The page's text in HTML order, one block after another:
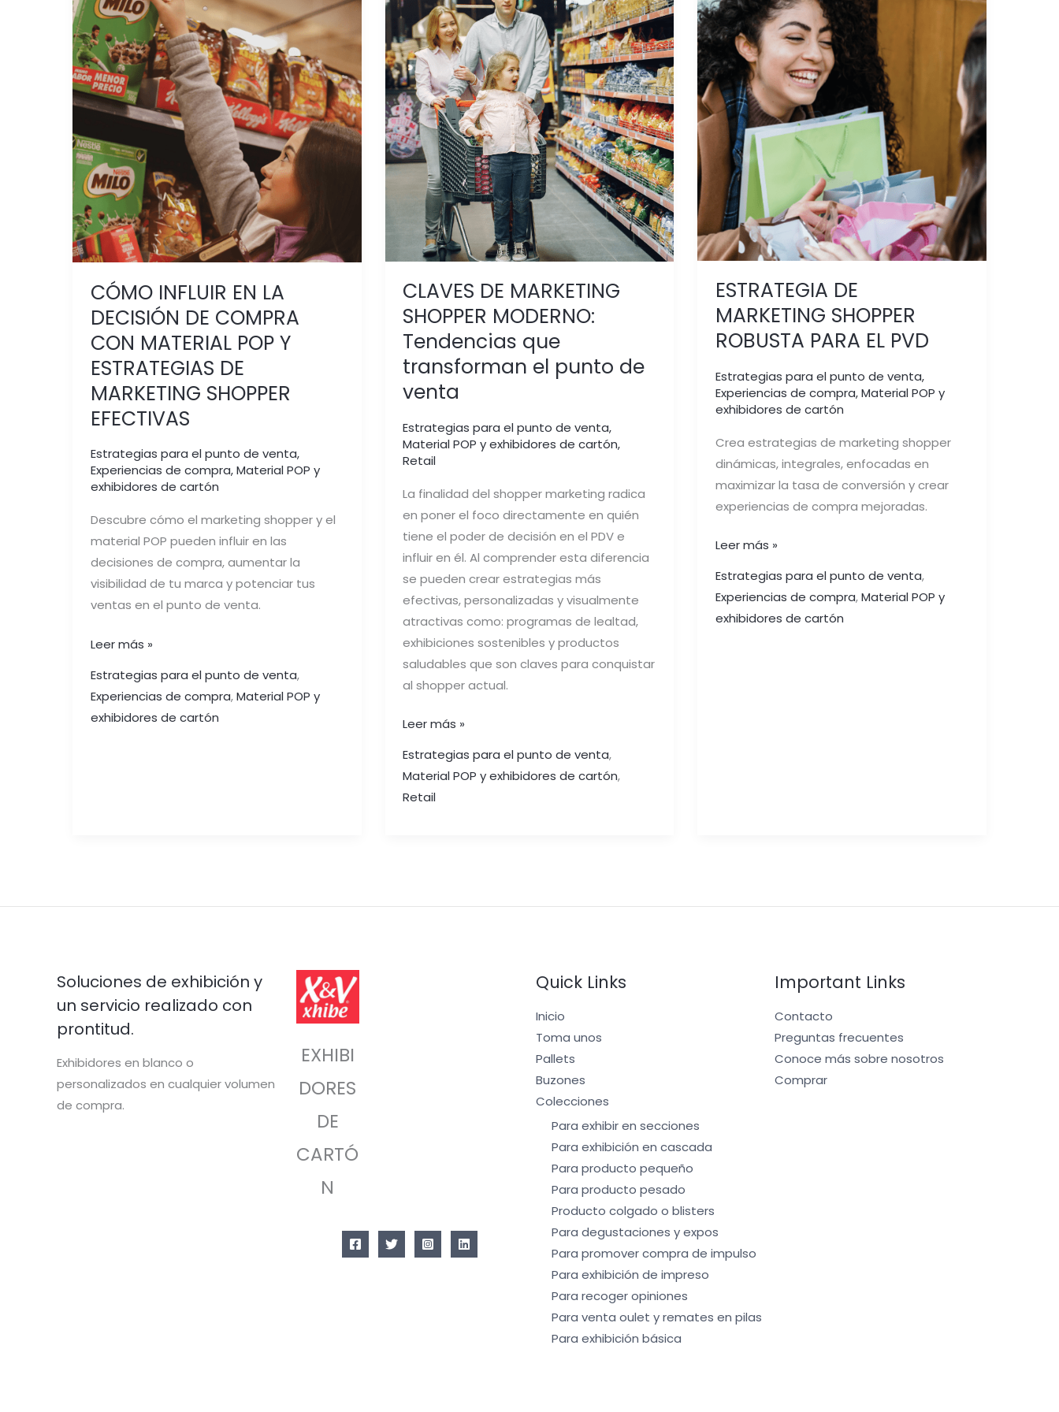
CÓMO INFLUIR EN LA
DECISIÓN DE COMPRA
CON MATERIAL POP Y
ESTRATEGIAS DE
MARKETING SHOPPER
EFECTIVAS
Estrategias para el punto de venta,
Experiencias de compra,Material POP y
exhibidores de cartón
Descubre cómo el marketing shopper y el
material POP pueden influir en las
decisiones de compra, aumentar la
visibilidad de tu marca y potenciar tus
ventas en el punto de venta.
INFLUIR
EN
LA
DECISIÓN
DE
CON
MATERIAL
POP
Y
ESTRATEGIAS
DE
MARKETING
SHOPPER
EFECTIVAS
Leer más »
Estrategias para el punto de venta,
Experiencias de compra,Material POP y
exhibidores de cartón
CLAVES DE MARKETING
SHOPPER MODERNO:
Tendencias que
transforman el punto de
venta
Estrategias para el punto de venta,
Material POP y exhibidores de cartón,
Retail
La finalidad del shopper marketing radica
en poner el foco directamente en quién
tiene el poder de decisión en el PDV e
influir en él. Al comprender esta diferencia
se pueden crear estrategias más
efectivas, personalizadas y visualmente
atractivas como: programas de lealtad,
exhibiciones sostenibles y productos
saludables que son claves para conquistar
al shopper actual.
DE
MARKETING
SHOPPER
MODERNO:
Tendencias
que
transforman
el
punto
venta
Leer más »
Estrategias para el punto de venta,
Material POP y exhibidores de cartón,
Retail
ESTRATEGIA DE
MARKETING SHOPPER
ROBUSTA PARA EL PVD
Estrategias para el punto de venta,
Experiencias de compra,Material POP y
exhibidores de cartón
Crea estrategias de marketing shopper
dinámicas, integrales, enfocadas en
maximizar la tasa de conversión y crear
experiencias de compra mejoradas.
DE
MARKETING
SHOPPER
ROBUSTA
PARA
PVD
Leer más »
Estrategias para el punto de venta,
Experiencias de compra,Material POP y
exhibidores de cartón
Soluciones de exhibición y
un servicio realizado con
prontitud.
Exhibidores en blanco o
personalizados en cualquier volumen
de compra.
EXHIBI
DORES
DE
CARTÓ
N
Quick Links
Inicio
Toma unos
Pallets
Buzones
Colecciones
Para exhibir en secciones
Para exhibición en cascada
Para producto pequeño
Para producto pesado
Producto colgado o blisters
Para degustaciones y expos
Para promover compra de impulso
Para exhibición de impreso
Para recoger opiniones
Para venta oulet y remates en pilas
Para exhibición básica
Important Links
Contacto
Preguntas frecuentes
Conoce más sobre nosotros
Comprar